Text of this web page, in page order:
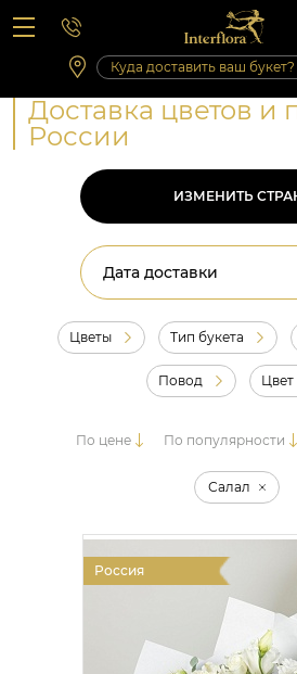
Вопросы-ответы
Сб 10:00 ‐ 14:00
Выходные и праздничные дни
Доставка цветов и
России
ИЗМЕНИТЬ
Дата доставки
Цветы Тип букета
Повод Цвет
По цене По популярности
Салал
Россия